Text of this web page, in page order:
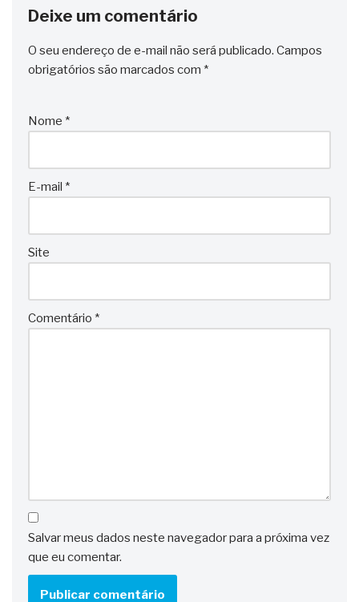
Deixe um comentário
O seu endereço de e-mail não será publicado. Campos
obrigatórios são marcados com *
Nome *
E-mail *
Site
Comentário *
Salvar meus dados neste navegador para a próxima vez
que eu comentar.